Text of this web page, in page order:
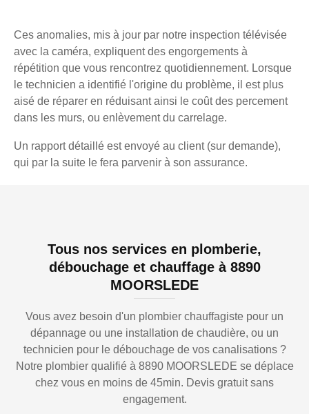
Ces anomalies, mis à jour par notre inspection télévisée
avec la caméra, expliquent des engorgements à
répétition que vous rencontrez quotidiennement. Lorsque
le technicien a identifié l'origine du problème, il est plus
aisé de réparer en réduisant ainsi le coût des percement
dans les murs, ou enlèvement du carrelage.
Un rapport détaillé est envoyé au client (sur demande),
qui par la suite le fera parvenir à son assurance.
Tous nos services en plomberie,
débouchage et chauffage à 8890
MOORSLEDE
Vous avez besoin d'un plombier chauffagiste pour un
dépannage ou une installation de chaudière, ou un
technicien pour le débouchage de vos canalisations ?
Notre plombier qualifié à 8890 MOORSLEDE se déplace
chez vous en moins de 45min. Devis gratuit sans
engagement.